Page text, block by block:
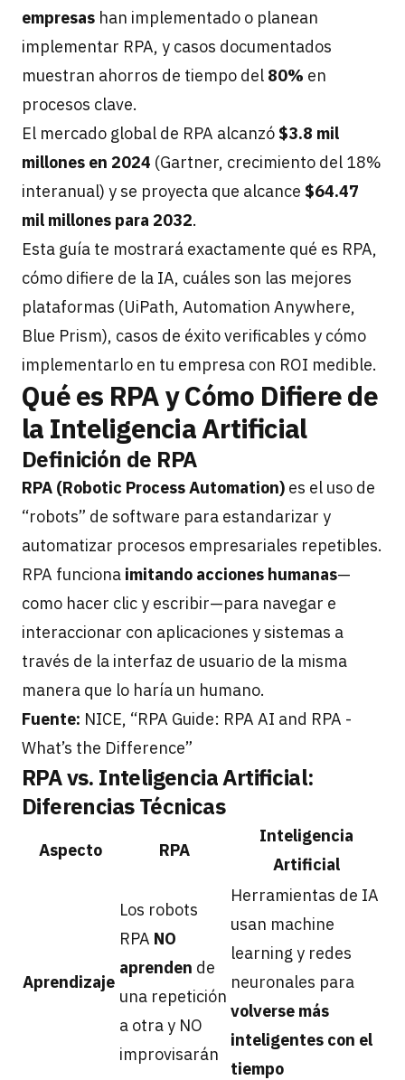
empresas han implementado o planean
implementar RPA, y casos documentados
muestran ahorros de tiempo del 80% en
procesos clave.
El mercado global de RPA alcanzó $3.8 mil
millones en 2024 (Gartner, crecimiento del 18%
interanual) y se proyecta que alcance $64.47
mil millones para 2032.
Esta guía te mostrará exactamente qué es RPA,
cómo difiere de la IA, cuáles son las mejores
plataformas (UiPath, Automation Anywhere,
Blue Prism), casos de éxito verificables y cómo
implementarlo en tu empresa con ROI medible.
Qué es RPA y Cómo Difiere de
la Inteligencia Artificial
Definición de RPA
RPA (Robotic Process Automation) es el uso de
“robots” de software para estandarizar y
automatizar procesos empresariales repetibles.
RPA funciona imitando acciones humanas—
como hacer clic y escribir—para navegar e
interaccionar con aplicaciones y sistemas a
través de la interfaz de usuario de la misma
manera que lo haría un humano.
Fuente: NICE, “RPA Guide: RPA AI and RPA -
What’s the Difference”
RPA vs. Inteligencia Artificial:
Diferencias Técnicas
Aspecto RPA
Inteligencia
Artificial
Aprendizaje
Los robots
RPA NO
aprenden de
una repetición
a otra y NO
improvisarán
Herramientas de IA
usan machine
learning y redes
neuronales para
volverse más
inteligentes con el
tiempo